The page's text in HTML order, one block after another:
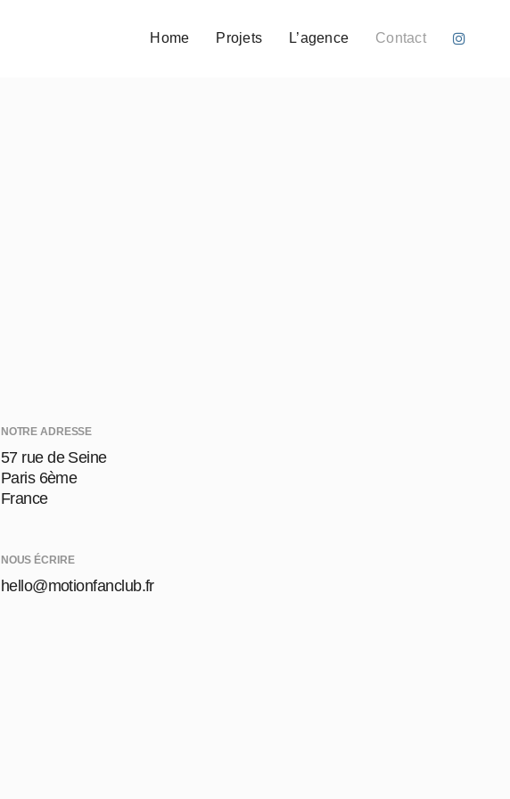
Home Projets L’agence Contact
NOTRE ADRESSE
57 rue de Seine
Paris 6ème
France
NOUS ÉCRIRE
hello@motionfanclub.fr